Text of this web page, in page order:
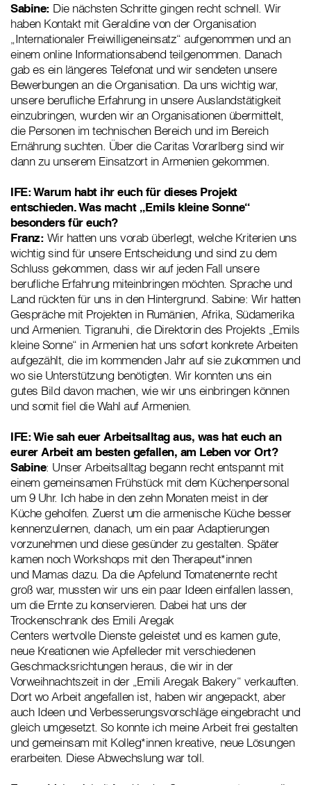
Sabine: Die nächsten Schritte gingen recht schnell. Wir
haben Kontakt mit Geraldine von der Organisation
„Internationaler Freiwilligeneinsatz“ aufgenommen und an
einem online Informationsabend teilgenommen. Danach
gab es ein längeres Telefonat und wir sendeten unsere
Bewerbungen an die Organisation. Da uns wichtig war,
unsere berufliche Erfahrung in unsere Auslandstätigkeit
einzubringen, wurden wir an Organisationen übermittelt,
die Personen im technischen Bereich und im Bereich
Ernährung suchten. Über die Caritas Vorarlberg sind wir
dann zu unserem Einsatzort in Armenien gekommen.
IFE: Warum habt ihr euch für dieses Projekt
entschieden. Was macht „Emils kleine Sonne“
besonders für euch?
Franz: Wir hatten uns vorab überlegt, welche Kriterien uns
wichtig sind für unsere Entscheidung und sind zu dem
Schluss gekommen, dass wir auf jeden Fall unsere
berufliche Erfahrung miteinbringen möchten. Sprache und
Land rückten für uns in den Hintergrund. Sabine: Wir hatten
Gespräche mit Projekten in Rumänien, Afrika, Südamerika
und Armenien. Tigranuhi, die Direktorin des Projekts „Emils
kleine Sonne“ in Armenien hat uns sofort konkrete Arbeiten
aufgezählt, die im kommenden Jahr auf sie zukommen und
wo sie Unterstützung benötigten. Wir konnten uns ein
gutes Bild davon machen, wie wir uns einbringen können
und somit fiel die Wahl auf Armenien.
IFE: Wie sah euer Arbeitsalltag aus, was hat euch an
eurer Arbeit am besten gefallen, am Leben vor Ort?
Sabine: Unser Arbeitsalltag begann recht entspannt mit
einem gemeinsamen Frühstück mit dem Küchenpersonal
um 9 Uhr. Ich habe in den zehn Monaten meist in der
Küche geholfen. Zuerst um die armenische Küche besser
kennenzulernen, danach, um ein paar Adaptierungen
vorzunehmen und diese gesünder zu gestalten. Später
kamen noch Workshops mit den Therapeut*innen
und Mamas dazu. Da die Apfelund Tomatenernte recht
groß war, mussten wir uns ein paar Ideen einfallen lassen,
um die Ernte zu konservieren. Dabei hat uns der
Trockenschrank des Emili Aregak
Centers wertvolle Dienste geleistet und es kamen gute,
neue Kreationen wie Apfelleder mit verschiedenen
Geschmacksrichtungen heraus, die wir in der
Vorweihnachtszeit in der „Emili Aregak Bakery“ verkauften.
Dort wo Arbeit angefallen ist, haben wir angepackt, aber
auch Ideen und Verbesserungsvorschläge eingebracht und
gleich umgesetzt. So konnte ich meine Arbeit frei gestalten
und gemeinsam mit Kolleg*innen kreative, neue Lösungen
erarbeiten. Diese Abwechslung war toll.